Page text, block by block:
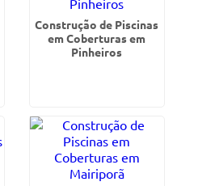
Construção de Piscinas
em Coberturas em
Pinheiros